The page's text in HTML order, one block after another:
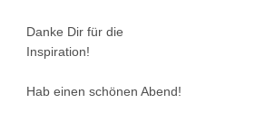
Danke Dir für die
Inspiration!
Hab einen schönen Abend!